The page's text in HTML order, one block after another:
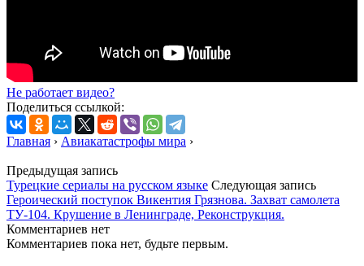
Не работает видео?
Поделиться ссылкой:
Главная › Авиакатастрофы мира ›
Предыдущая запись
Турецкие сериалы на русском языке Следующая запись
Героический поступок Викентия Грязнова. Захват самолета
ТУ-104. Крушение в Ленинграде, Реконструкция.
Комментариев нет
Комментариев пока нет, будьте первым.